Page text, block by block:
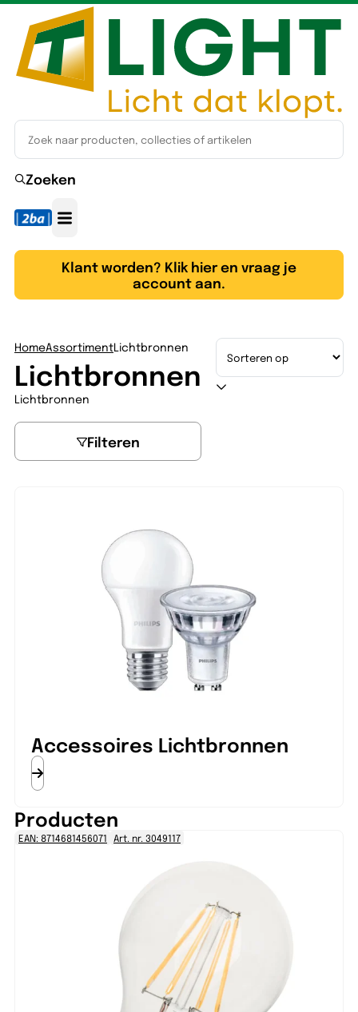
Zoeken
Klant worden? Klik hier en vraag je
account aan.
HomeAssortimentLichtbronnen
Lichtbronnen
Lichtbronnen
Filteren
Accessoires Lichtbronnen
Producten
EAN: 8714681456071 Art. nr. 3049117